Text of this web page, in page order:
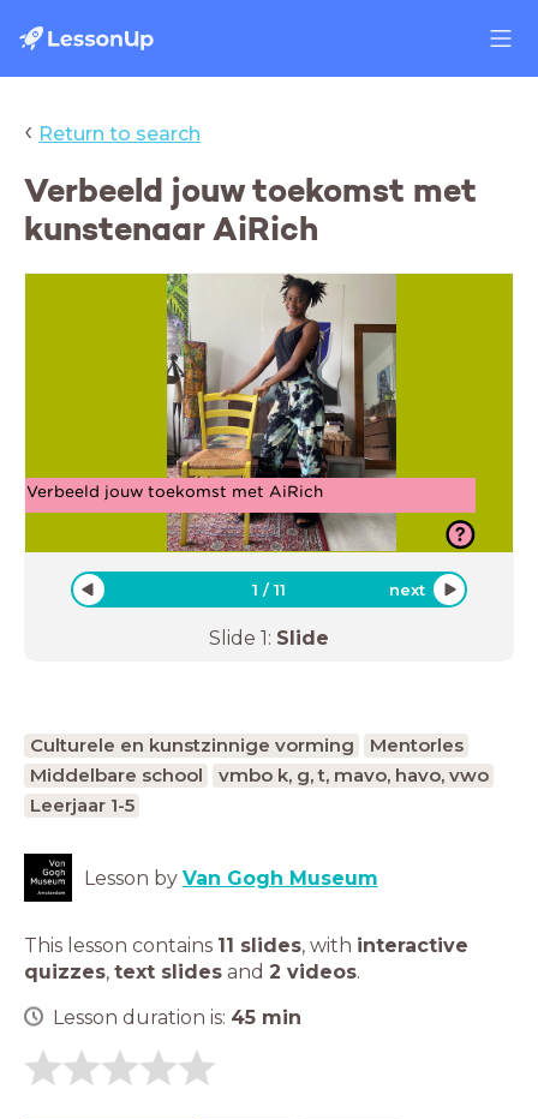
‹ Return to search
Verbeeld jouw toekomst met
kunstenaar AiRich
Verbeeld jouw toekomst met AiRich
1 /11 next
Slide 1: Slide
Culturele en kunstzinnige vorming
Mentorles
Middelbare school
vmbo k, g, t, mavo, havo, vwo
Leerjaar 1-5
Lesson by Van Gogh Museum
This lesson contains 11 slides, with interactive
quizzes, text slides and 2 videos.
Lesson duration is: 45 min